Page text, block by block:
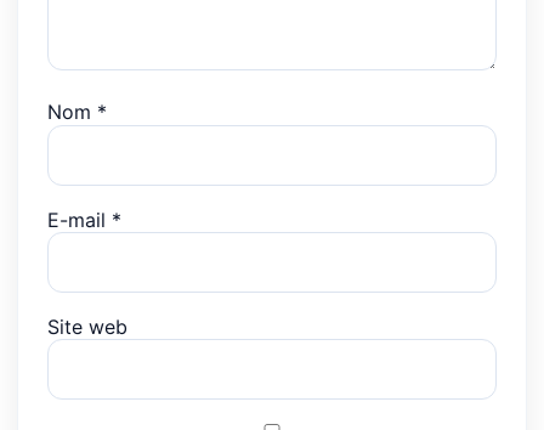
Nom *
E-mail *
Site web